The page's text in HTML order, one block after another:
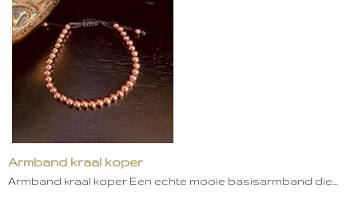
Armband kraal koper
Armband kraal koper Een echte mooie basisarmband die…